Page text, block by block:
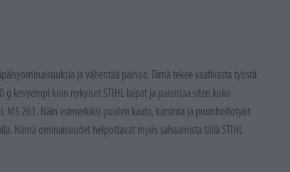
ja vähentää painoa. Tämä tekee vaativasta työstä
kevyempi kuin nykyiset STIHL laipat ja parantaa siten koko
MS 261. Näin esimerkiksi puiden kaato, karsinta ja puunhoitotyöt
Nämä ominaisuudet helpottavat myös sahaamista tällä STIHL